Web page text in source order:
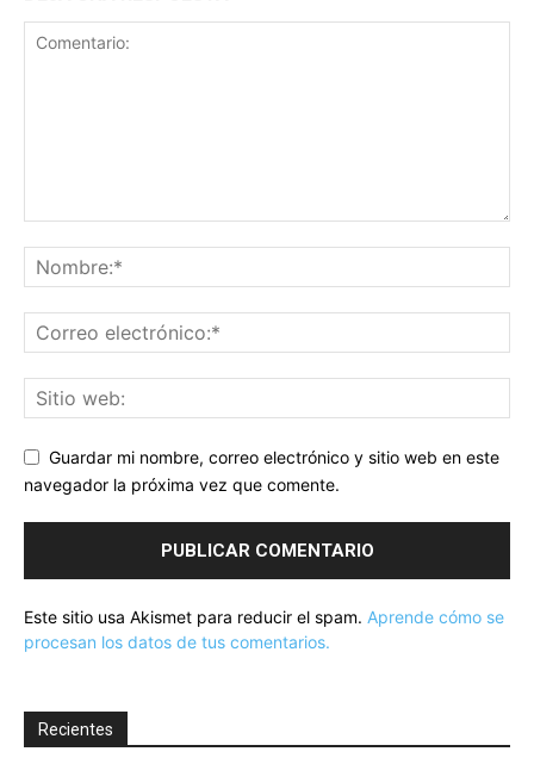
Guardar mi nombre, correo electrónico y sitio web en este
navegador la próxima vez que comente.
Este sitio usa Akismet para reducir el spam. Aprende cómo se
procesan los datos de tus comentarios.
Recientes